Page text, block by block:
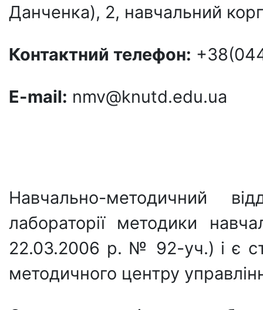
Данченка), 2, навчальний
Контактний телефон:
E-mail: nmv@knutd.edu.ua
Навчально-методичний
лабораторії методики
22.03.2006 р. № 92-уч.) і є
методичного центру